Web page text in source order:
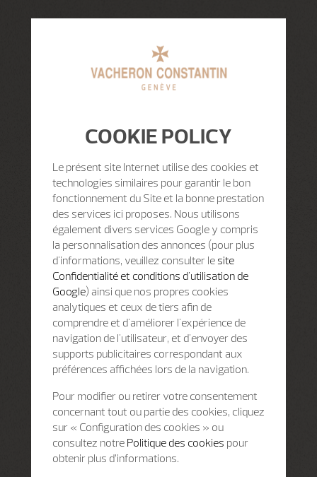
COOKIE POLICY
Le présent site Internet utilise des cookies et
technologies similaires pour garantir le bon
fonctionnement du Site et la bonne prestation
des services ici proposes. Nous utilisons
également divers services Google y compris
la personnalisation des annonces (pour plus
d'informations, veuillez consulter le site
Confidentialité et conditions d'utilisation de
Google) ainsi que nos propres cookies
analytiques et ceux de tiers afin de
comprendre et d'améliorer l'expérience de
navigation de l'utilisateur, et d'envoyer des
supports publicitaires correspondant aux
préférences affichées lors de la navigation.
Pour modifier ou retirer votre consentement
concernant tout ou partie des cookies, cliquez
sur « Configuration des cookies » ou
consultez notre Politique des cookies pour
obtenir plus d’informations.